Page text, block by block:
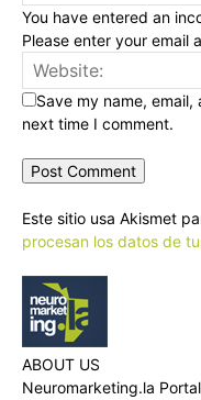
You have entered an
Please enter your email
Save my name,
next time I comment.
Este sitio usa Akismet
procesan los datos de
ABOUT US
Neuromarketing.la